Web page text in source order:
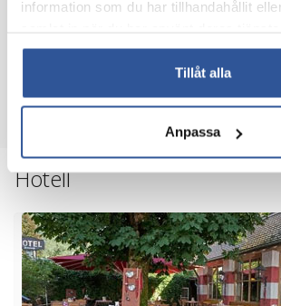
information som du har tillhandahållit
Tillåt alla
Anpassa
Se påstigningsplatser och tider
Vandring i Bayerna med Ami
17 300:-
Hotell